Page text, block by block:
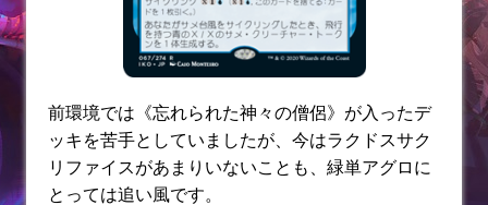
前環境では《忘れられた神々の僧侶》が入ったデ
ッキを苦手としていましたが、今はラクドスサク
リファイスがあまりいないことも、緑単アグロに
とっては追い風です。